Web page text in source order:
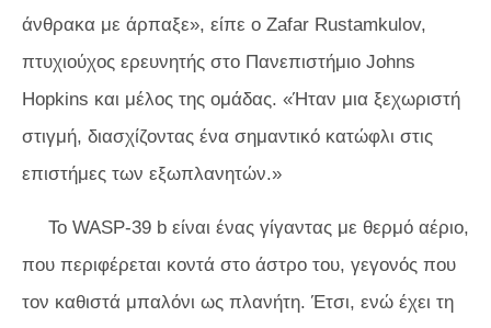
άνθρακα με άρπαξε», είπε ο Zafar Rustamkulov,
πτυχιούχος ερευνητής στο Πανεπιστήμιο Johns
Hopkins και μέλος της ομάδας. «Ήταν μια ξεχωριστή
στιγμή, διασχίζοντας ένα σημαντικό κατώφλι στις
επιστήμες των εξωπλανητών.»
Το WASP-39 b είναι ένας γίγαντας με θερμό αέριο,
που περιφέρεται κοντά στο άστρο του, γεγονός που
τον καθιστά μπαλόνι ως πλανήτη. Έτσι, ενώ έχει τη